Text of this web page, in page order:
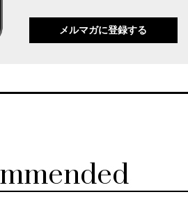
メルマガに登録する